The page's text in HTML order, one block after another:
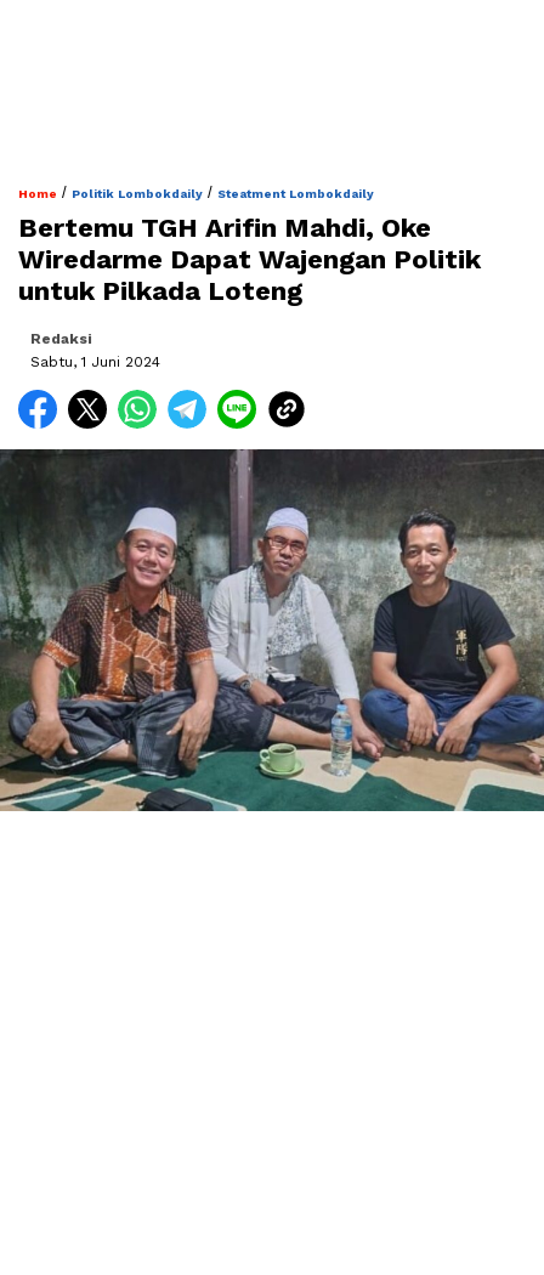
Home / Politik Lombokdaily / Steatment Lombokdaily
Bertemu TGH Arifin Mahdi, Oke
Wiredarme Dapat Wajengan Politik
untuk Pilkada Loteng
Redaksi
Sabtu, 1 Juni 2024